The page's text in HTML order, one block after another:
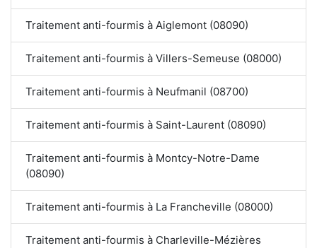
Traitement anti-fourmis à Aiglemont (08090)
Traitement anti-fourmis à Villers-Semeuse (08000)
Traitement anti-fourmis à Neufmanil (08700)
Traitement anti-fourmis à Saint-Laurent (08090)
Traitement anti-fourmis à Montcy-Notre-Dame
(08090)
Traitement anti-fourmis à La Francheville (08000)
Traitement anti-fourmis à Charleville-Mézières